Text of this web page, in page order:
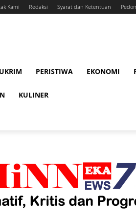
Kami Redaksi Syarat dan Ketentuan
PERISTIWA EKONOMI
KULINER